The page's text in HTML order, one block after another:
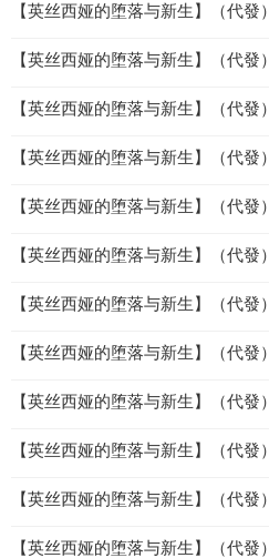
【英丝西娅的堕落与新生】（代發）
【英丝西娅的堕落与新生】（代發）
【英丝西娅的堕落与新生】（代發）
【英丝西娅的堕落与新生】（代發）
【英丝西娅的堕落与新生】（代發）
【英丝西娅的堕落与新生】（代發）
【英丝西娅的堕落与新生】（代發）
【英丝西娅的堕落与新生】（代發）
【英丝西娅的堕落与新生】（代發）
【英丝西娅的堕落与新生】（代發）
【英丝西娅的堕落与新生】（代發）
【英丝西娅的堕落与新生】（代發）